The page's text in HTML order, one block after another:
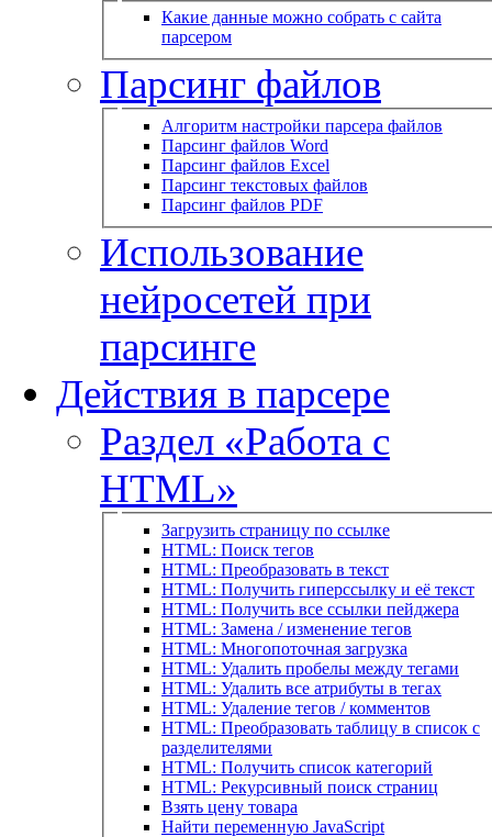
Какие данные можно собрать с сайта
парсером
Парсинг файлов
Алгоритм настройки парсера файлов
Парсинг файлов Word
Парсинг файлов Excel
Парсинг текстовых файлов
Парсинг файлов PDF
Использование
нейросетей при
парсинге
Действия в парсере
Раздел «Работа с
HTML»
Загрузить страницу по ссылке
HTML: Поиск тегов
HTML: Преобразовать в текст
HTML: Получить гиперссылку и её текст
HTML: Получить все ссылки пейджера
HTML: Замена / изменение тегов
HTML: Многопоточная загрузка
HTML: Удалить пробелы между тегами
HTML: Удалить все атрибуты в тегах
HTML: Удаление тегов / комментов
HTML: Преобразовать таблицу в список с
разделителями
HTML: Получить список категорий
HTML: Рекурсивный поиск страниц
Взять цену товара
Найти переменную JavaScript